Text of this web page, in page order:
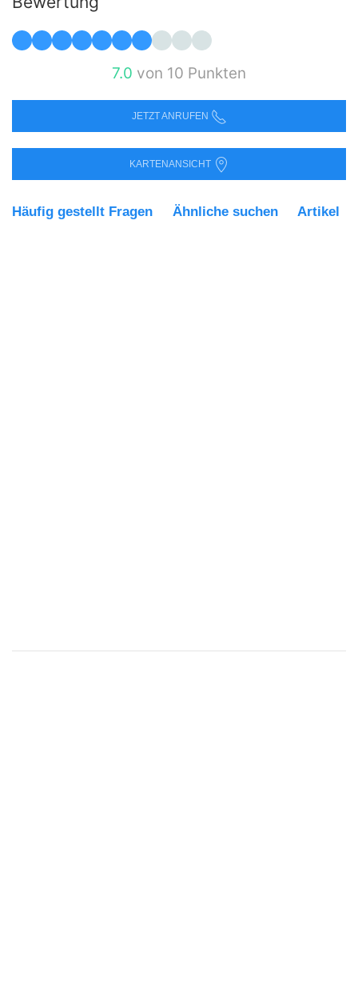
7.0 von 10 Punkten
JETZT ANRUFEN
KARTENANSICHT
Häufig gestellt Fragen Ähnliche suchen Artikel